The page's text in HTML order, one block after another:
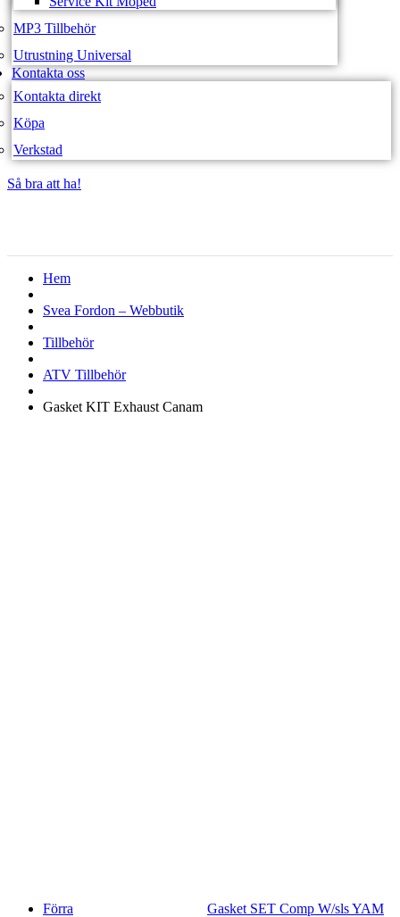
MP3 Tillbehör
Utrustning Universal
Kontakta oss
Kontakta direkt
Köpa
Verkstad
Så bra att ha!
Hem
Svea Fordon – Webbutik
Tillbehör
ATV Tillbehör
Gasket KIT Exhaust Canam
Förra Gasket SET Comp W/sls YAM